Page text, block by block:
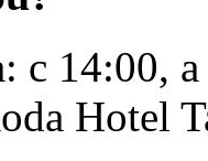
с 14:00,
Hotel